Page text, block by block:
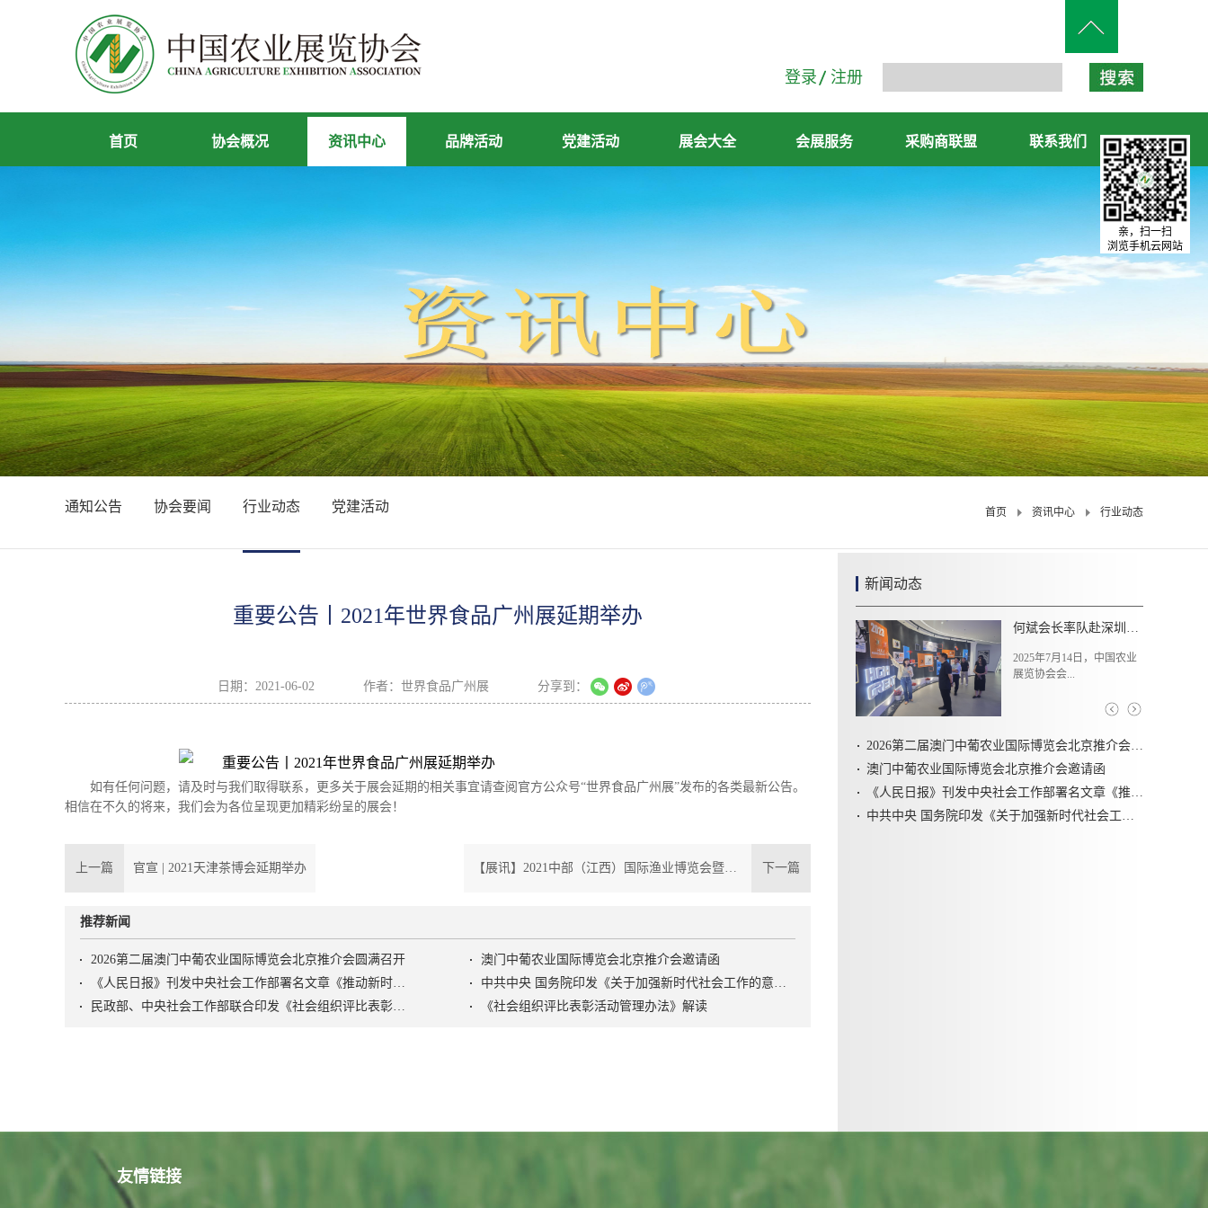
登录 注册
首页 协会概况 资讯中心 品牌活动 党建活动 展会大全 会展服务 采购商联盟 联系我们
通知公告 协会要闻 行业动态 党建活动 首页 资讯中心 行业动态
重要公告丨2021年世界食品广州展延期举办
日期： 2021-06-02 作者： 世界食品广州展 分享到：
如有任何问题，请及时与我们取得联系，更多关于展会延期的相关事宜请查阅官方公众号“世界食品广州展”发布的各类最新公告。
相信在不久的将来，我们会为各位呈现更加精彩纷呈的展会！
上一篇 官宣 | 2021天津茶博会延期举办 下一篇
【展讯】2021中部（江西）国际渔业博览会暨水产养殖产业展览会
推荐新闻
2026第二届澳门中葡农业国际博览会北京推介会圆满召开
澳门中葡农业国际博览会北京推介会邀请函
《人民日报》刊发中央社会工作部署名文章《推动新时代社会工作高质量发展 坚定不移走中国特色社会主义社会治理之路》
中共中央 国务院印发《关于加强新时代社会工作的意见》
民政部、中央社会工作部联合印发《社会组织评比表彰活动管理办法》
《社会组织评比表彰活动管理办法》解读
新闻动态
何斌会长率队赴深圳调研无人机产业
2025年7月14日，中国农业
展览协会会...
7月16日，第二十二届中
2026第二届澳门中葡农业国际博览会北京推介会圆满召开
澳门中葡农业国际博览会北京推介会邀请函
《人民日报》刊发中央社会工作部署名文章《推动新时代社会工作高质量发展 坚定不移走中国特色社会主义社会治理之路》
中共中央 国务院印发《关于加强新时代社会工作的意见》
友情链接
亲，扫一扫
浏览手机云网站